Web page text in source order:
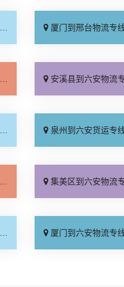
厦门到邢台物流专线_专业靠谱「上
安溪县到六安物流专线_定点发车「直达特
泉州到六安货运专线-泉州到六安物流公司_怎么收费「
集美区到六安物流专线_天天发车「费用
厦门到六安物流专线_价位合理「全